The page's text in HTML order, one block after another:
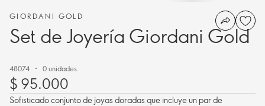
GIORDANI GOLD
Set de Joyería Giordani Gold
48074 0 unidades.
$ 95.000
Sofisticado conjunto de joyas doradas que incluye un par de